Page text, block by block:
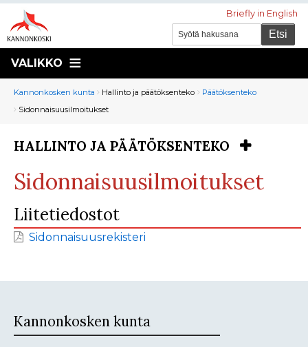
Briefly in English
VALIKKO
Murupolku
You
are
Kannonkosken kunta Hallinto ja päätöksenteko
Päätöksenteko
Sidonnaisuusilmoitukset
You
here:
HALLINTO JA PÄÄTÖKSENTEKO
Sidonnaisuusilmoitukset
Liitetiedostot
Sidonnaisuusrekisteri
Kannonkosken kunta